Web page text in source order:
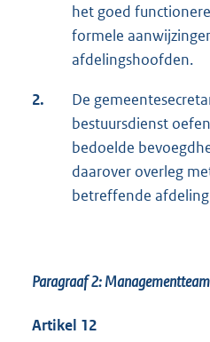
het goed
formele
afdelingshoofden.
2.
De
bestuursdienst
bedoelde
daarover overleg
betreffende
Paragraaf 2: Managementteam
Artikel 12